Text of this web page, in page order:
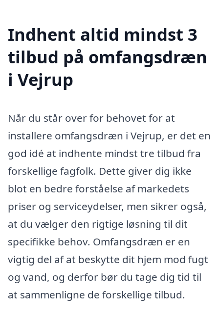
Indhent altid mindst 3
tilbud på omfangsdræn
i Vejrup
Når du står over for behovet for at
installere omfangsdræn i Vejrup, er det en
god idé at indhente mindst tre tilbud fra
forskellige fagfolk. Dette giver dig ikke
blot en bedre forståelse af markedets
priser og serviceydelser, men sikrer også,
at du vælger den rigtige løsning til dit
specifikke behov. Omfangsdræn er en
vigtig del af at beskytte dit hjem mod fugt
og vand, og derfor bør du tage dig tid til
at sammenligne de forskellige tilbud.